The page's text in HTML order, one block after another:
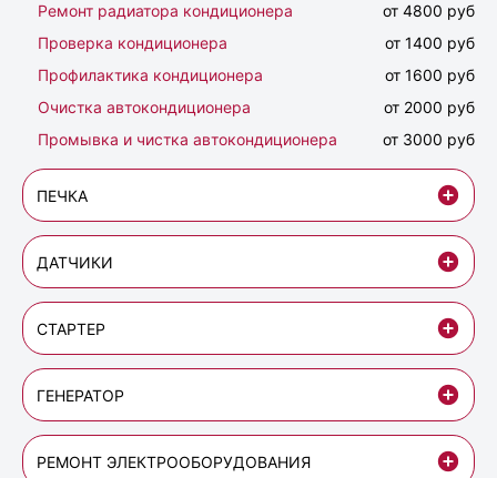
Ремонт радиатора кондиционера
от 4800 руб
Проверка кондиционера
от 1400 руб
Профилактика кондиционера
от 1600 руб
Очистка автокондиционера
от 2000 руб
Промывка и чистка автокондиционера
от 3000 руб
ПЕЧКА
ДАТЧИКИ
СТАРТЕР
ГЕНЕРАТОР
РЕМОНТ ЭЛЕКТРООБОРУДОВАНИЯ